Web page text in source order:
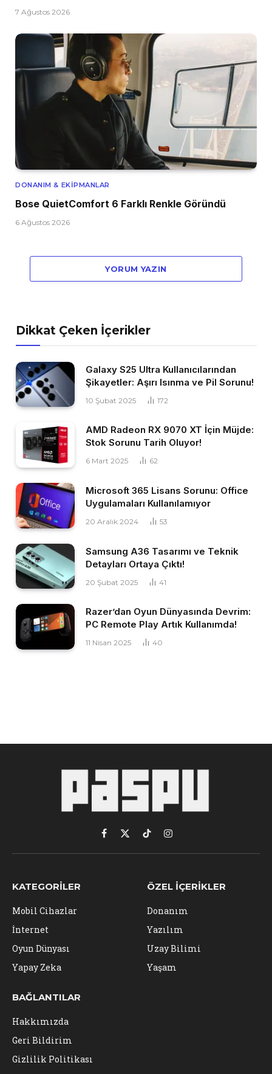
7 Ağustos 2026
DONANIM & EKIPMANLAR
Bose QuietComfort 6 Farklı Renkle Göründü
6 Ağustos 2026
YORUM YAZIN
Dikkat Çeken İçerikler
Galaxy S25 Ultra Kullanıcılarından
Şikayetler: Aşırı Isınma ve Pil Sorunu!
10 Şubat 2025 172
AMD Radeon RX 9070 XT İçin Müjde:
Stok Sorunu Tarih Oluyor!
6 Mart 2025 62
Microsoft 365 Lisans Sorunu: Office
Uygulamaları Kullanılamıyor
20 Aralık 2024 53
Samsung A36 Tasarımı ve Teknik
Detayları Ortaya Çıktı!
20 Şubat 2025 41
Razer’dan Oyun Dünyasında Devrim:
PC Remote Play Artık Kullanımda!
11 Nisan 2025 40
Facebook
X
(Twitter)
TikTokInstagram
KATEGORILER
Mobil Cihazlar
İnternet
Oyun Dünyası
Yapay Zeka
ÖZEL İÇERIKLER
Donanım
Yazılım
Uzay Bilimi
Yaşam
BAĞLANTILAR
Hakkımızda
Geri Bildirim
Gizlilik Politikası